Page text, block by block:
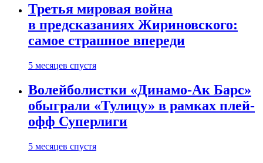
Третья мировая война
в предсказаниях Жириновского:
самое страшное впереди
5 месяцев спустя
Волейболистки «Динамо-Ак Барс»
обыграли «Тулицу» в рамках плей-
офф Суперлиги
5 месяцев спустя